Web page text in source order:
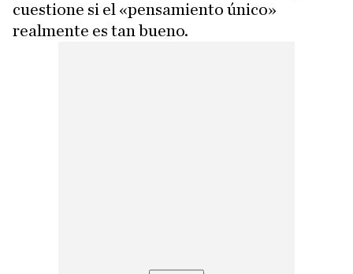
cuestione si el «pensamiento único»
realmente es tan bueno.